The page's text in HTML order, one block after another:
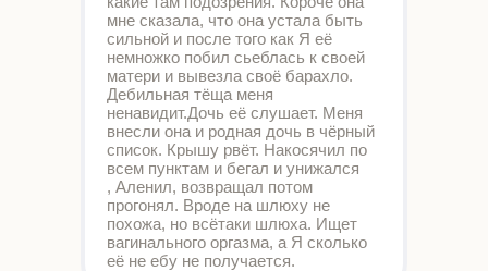
мне сказала, что она устала быть
сильной и после того как Я её
немножко побил сьеблась к своей
матери и вывезла своё барахло.
Дебильная тёща меня
ненавидит.Дочь её слушает. Меня
внесли она и родная дочь в чёрный
список. Крышу рвёт. Накосячил по
всем пунктам и бегал и унижался
, Аленил, возвращал потом
прогонял. Вроде на шлюху не
похожа, но всётаки шлюха. Ищет
вагинального оргазма, а Я сколько
её не ебу не получается.